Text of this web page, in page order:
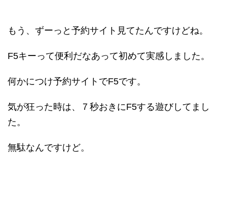
もう、ずーっと予約サイト見てたんですけどね。
F5キーって便利だなあって初めて実感しました。
何かにつけ予約サイトでF5です。
気が狂った時は、７秒おきにF5する遊びしてまし
た。
無駄なんですけど。